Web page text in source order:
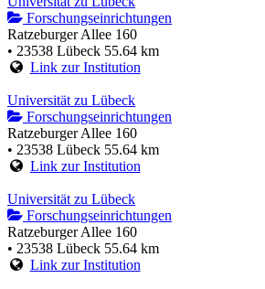
Forschungseinrichtungen
Ratzeburger Allee 160
• 23538 Lübeck 55.64 km
Link zur Institution
Universität zu Lübeck
Forschungseinrichtungen
Ratzeburger Allee 160
• 23538 Lübeck 55.64 km
Link zur Institution
Universität zu Lübeck
Forschungseinrichtungen
Ratzeburger Allee 160
• 23538 Lübeck 55.64 km
Link zur Institution